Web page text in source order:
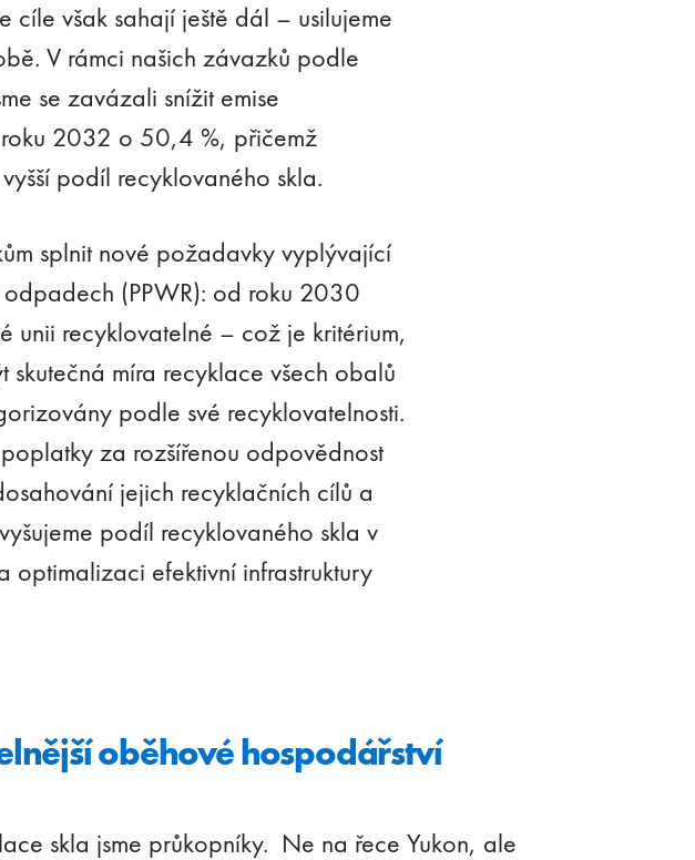
cíle však sahají ještě dál – usilujeme
V rámci našich závazků podle
se zavázali snížit emise
2032 o 50,4 %, přičemž
podíl recyklovaného skla.
splnit nové požadavky vyplývající
(PPWR): od roku 2030
unii recyklovatelné – což je kritérium,
míra recyklace všech obalů
podle své recyklovatelnosti.
za rozšířenou odpovědnost
jejich recyklačních cílů a
podíl recyklovaného skla v
optimalizaci efektivní infrastruktury
oběhové hospodářství
skla jsme průkopníky. Ne na řece Yukon, ale